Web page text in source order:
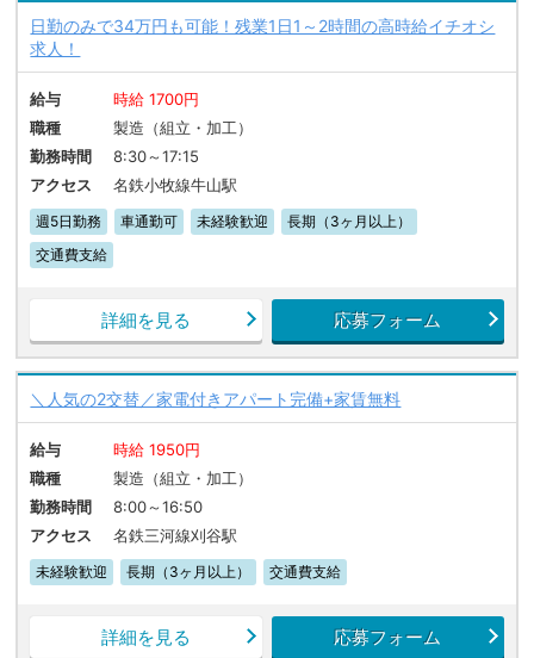
日勤のみで34万円も可能！残業1日1～2時間の高時給イチオシ
求人！
給与
時給 1700円
職種
製造（組立・加工）
勤務時間
8:30～17:15
アクセス
名鉄小牧線牛山駅
週5日勤務 車通勤可 未経験歓迎
長期（3ヶ月以上）
交通費支給
詳細を見る 応募フォーム
＼人気の2交替／家電付きアパート完備+家賃無料
給与
時給 1950円
職種
製造（組立・加工）
勤務時間
8:00～16:50
アクセス
名鉄三河線刈谷駅
未経験歓迎 長期（3ヶ月以上） 交通費支給
詳細を見る 応募フォーム